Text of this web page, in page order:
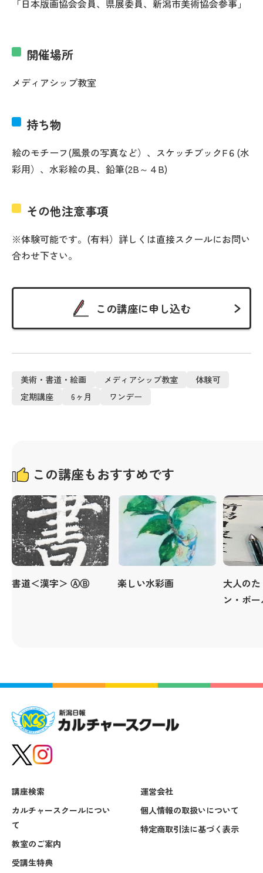
「日本版画協会会員、県展委員、新潟市美術協会参事」
開催場所
メディアシップ教室
持ち物
絵のモチーフ(風景の写真など）、スケッチブックF６(水
彩用）、水彩絵の具、鉛筆(2B～４B)
その他注意事項
※体験可能です。(有料）詳しくは直接スクールにお問い
合わせ下さい。
この講座に申し込む
美術・書道・絵画 メディアシップ教室
体験可
定期講座
6ヶ月 ワンデー
この講座もおすすめです
書道＜漢字＞ ⒶⒷ 楽しい水彩画
大人の
ン・ボ
講座検索
カルチャースクールについ
て
教室のご案内
受講生特典
運営会社
個人情報の取扱いについて
特定商取引法に基づく表示